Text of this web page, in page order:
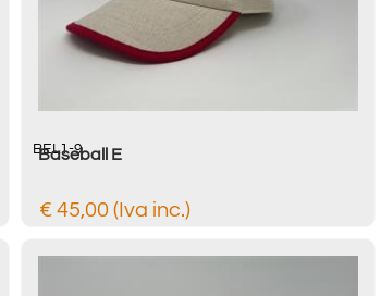
BEL1-9
Baseball E
€ 45,00 (Iva inc.)